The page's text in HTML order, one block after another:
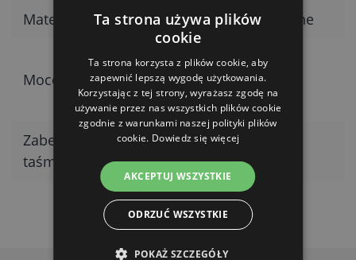
Materiał tworzywo sztuczne
Mocowanie taśmy
opatentowany
system KERBL
EasyTape
Zabezpieczenie
taśmy
blokada przed
wypięciem
Ta strona używa plików
cookie
Ta strona korzysta z plików cookie, aby
zapewnić lepszą wygodę użytkowania.
Korzystając z tej strony, wyrażasz zgodę na
używanie przez nas wszystkich plików cookie
zgodnie z warunkami naszej polityki plików
cookie. Dowiedz się więcej
AKCEPTUJ WSZYSTKIE
ODRZUĆ WSZYSTKIE
POKAŻ SZCZEGÓŁY